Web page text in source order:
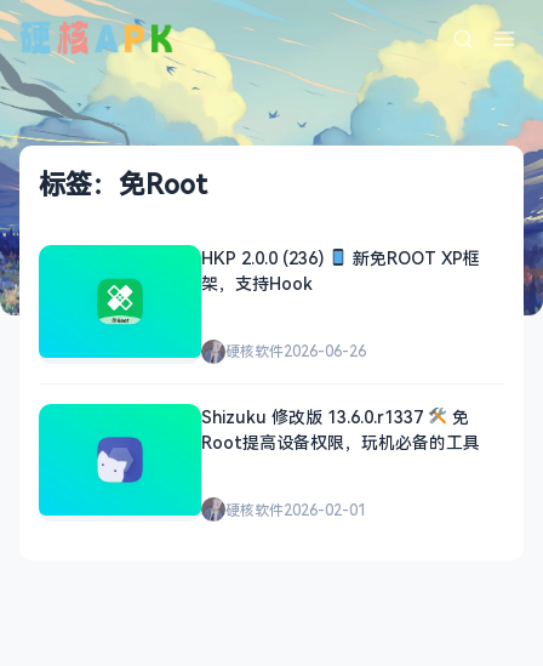
标签：免Root
HKP 2.0.0 (236)
新免ROOT XP框
架，支持Hook
硬核软件2026-06-26
Shizuku 修改版 13.6.0.r1337
免
Root提高设备权限，玩机必备的工具
硬核软件2026-02-01